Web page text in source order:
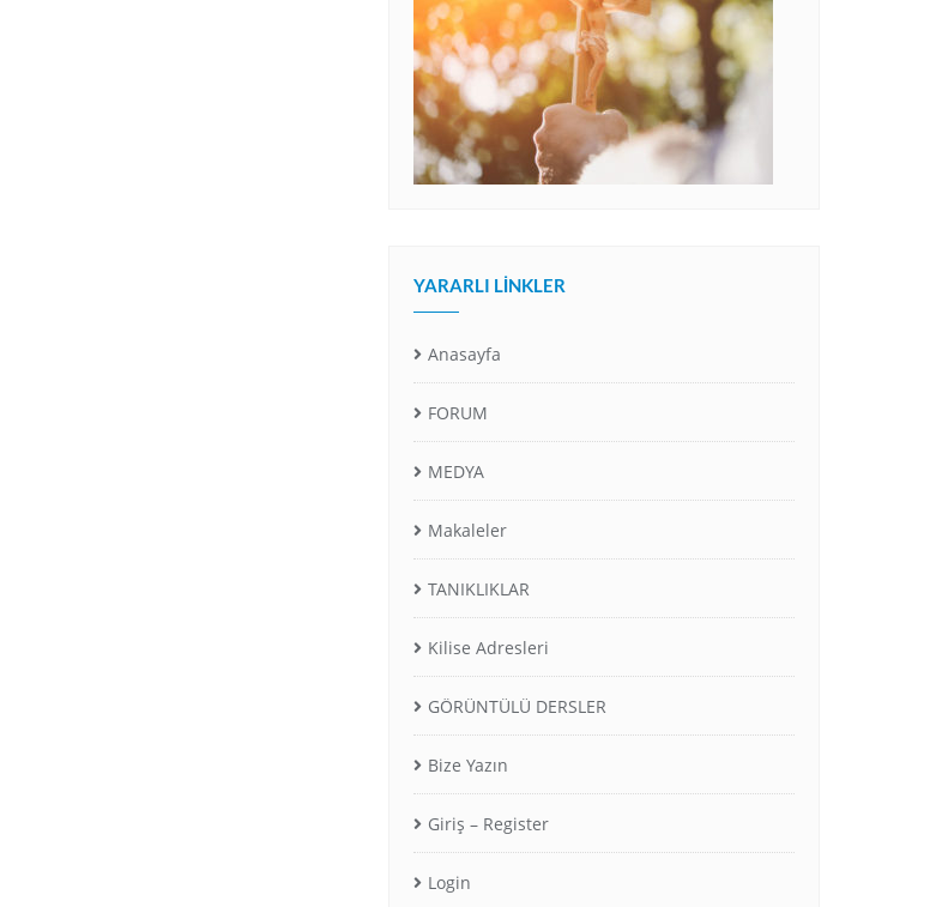
YARARLI LINKLER
Anasayfa
FORUM
MEDYA
Makaleler
TANIKLIKLAR
Kilise Adresleri
GÖRÜNTÜLÜ DERSLER
Bize Yazın
Giriş – Register
Login